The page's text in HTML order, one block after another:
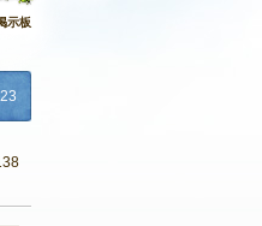
示板